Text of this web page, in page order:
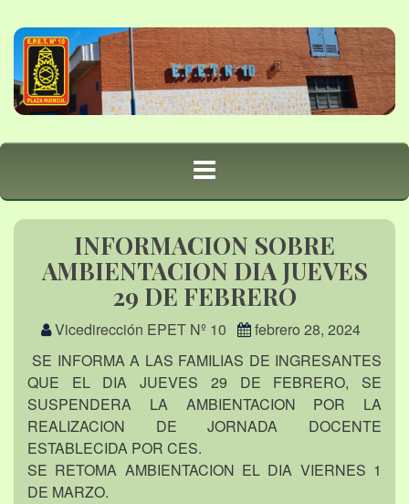
INFORMACION SOBRE
AMBIENTACION DIA JUEVES
29 DE FEBRERO
Vicedirección EPET Nº 10
febrero 28, 2024
SE INFORMA A LAS FAMILIAS DE INGRESANTES
QUE EL DIA JUEVES 29 DE FEBRERO, SE
SUSPENDERA LA AMBIENTACION POR LA
REALIZACION DE JORNADA DOCENTE
ESTABLECIDA POR CES.
SE RETOMA AMBIENTACION EL DIA VIERNES 1
DE MARZO.